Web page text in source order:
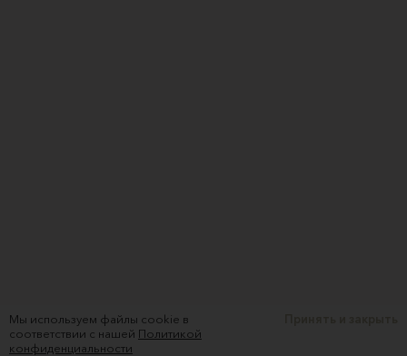
Мы используем файлы cookie в
соответствии с нашей Политикой
конфиденциальности